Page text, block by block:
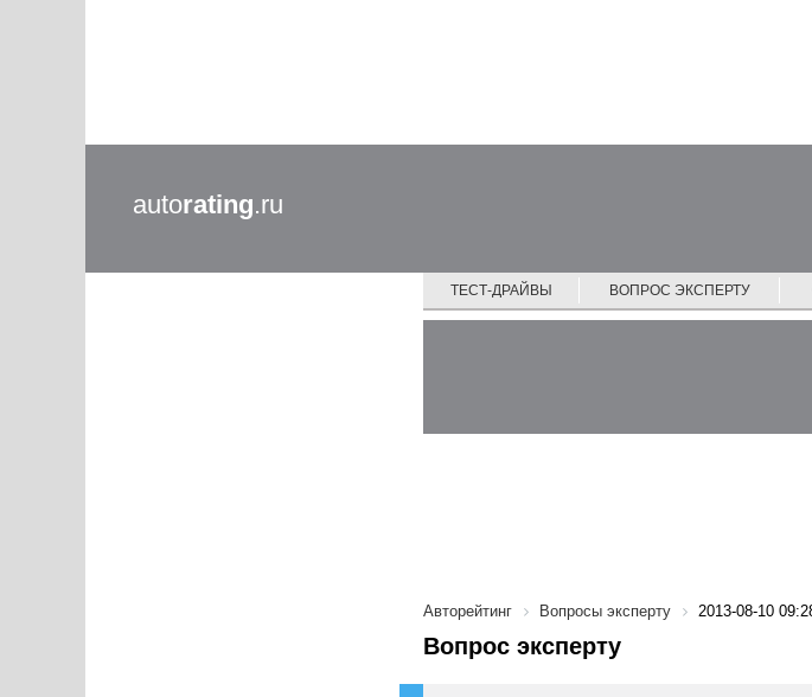
autorating.ru
ТЕСТ-ДРАЙВЫ ВОПРОС ЭКСПЕРТУ
Авторейтинг Вопросы эксперту 2013-08-10
Вопрос эксперту